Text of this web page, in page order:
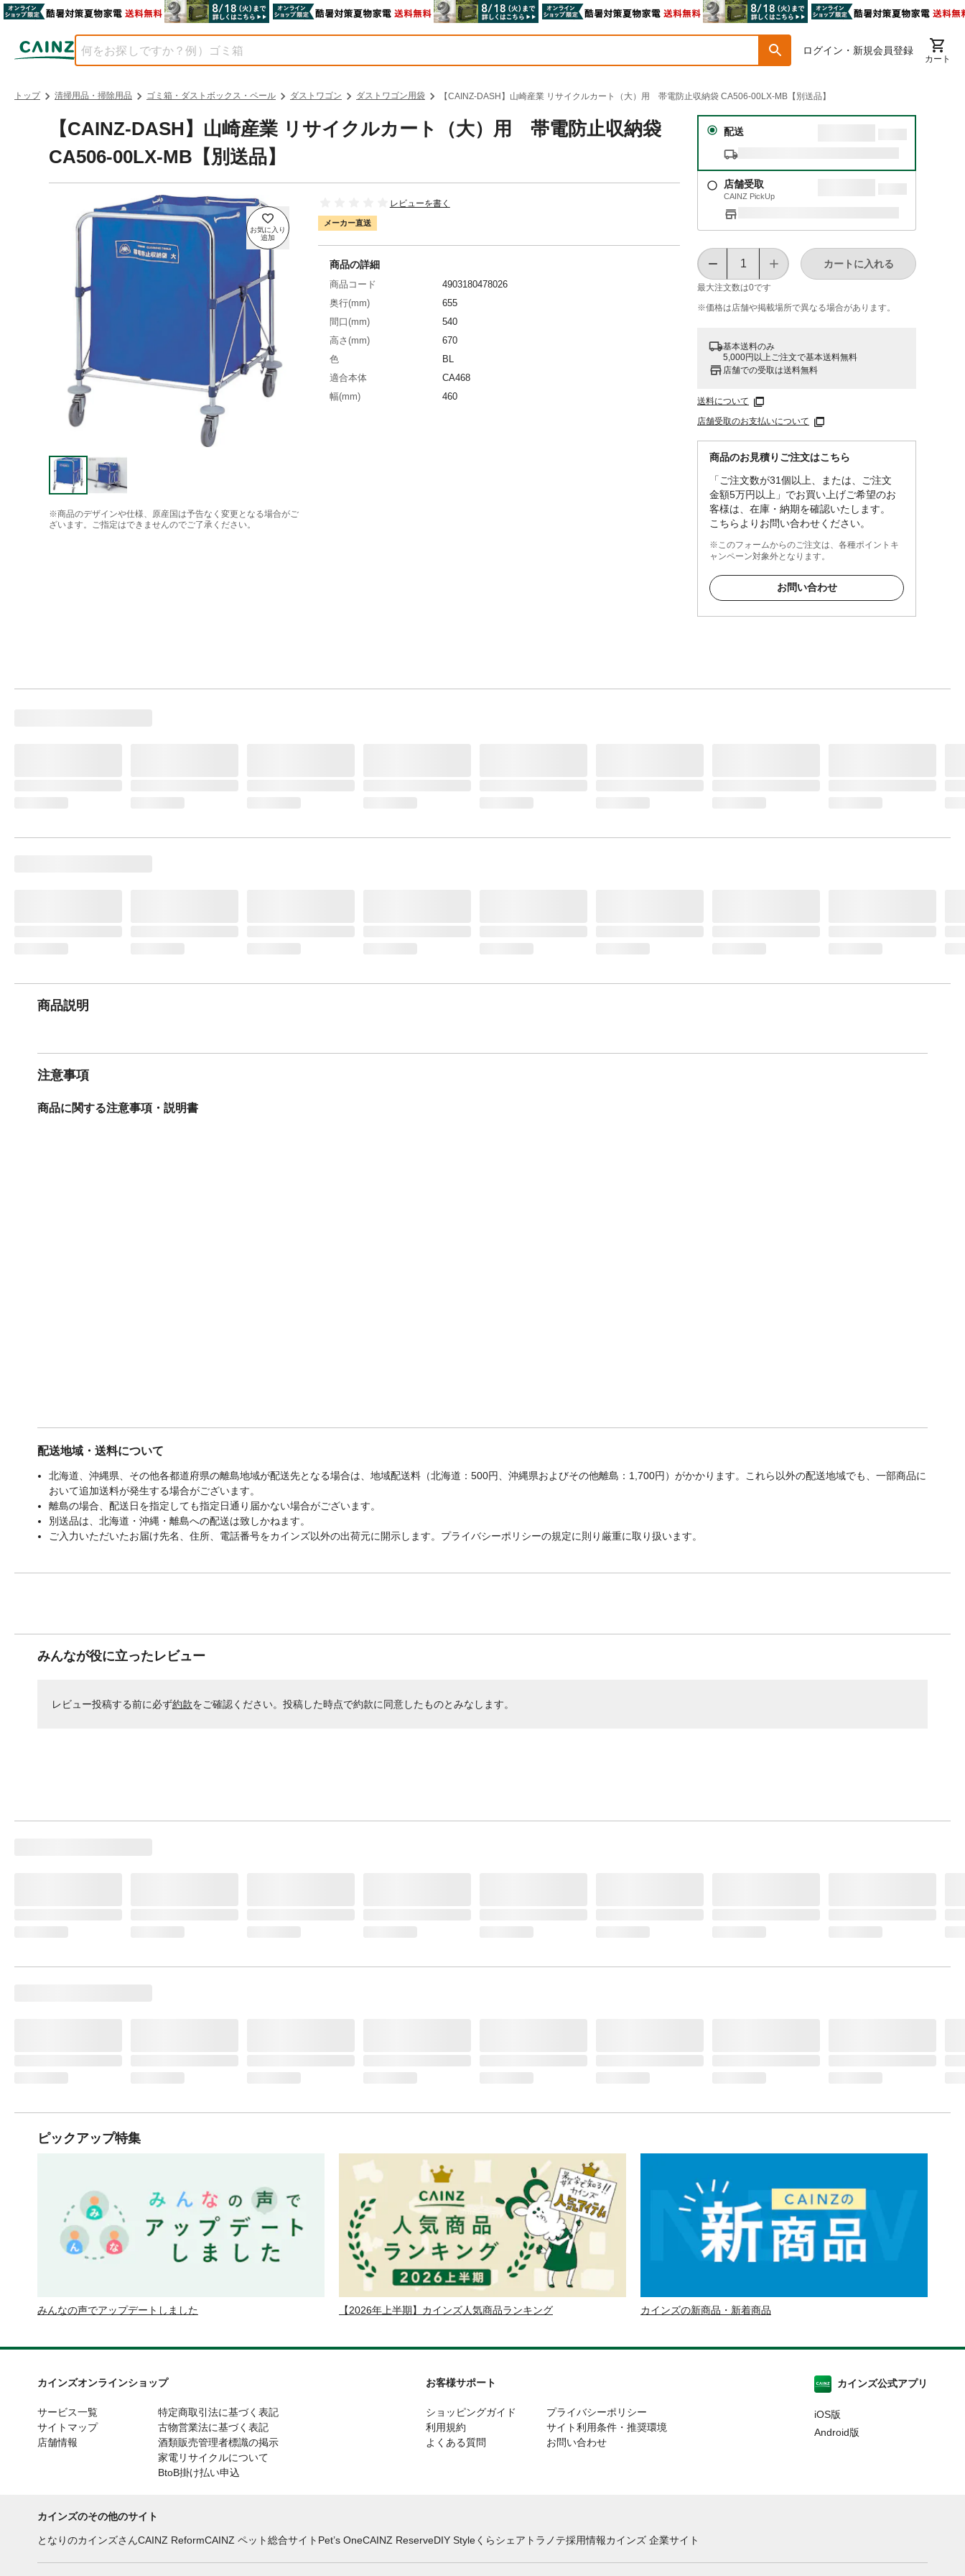
ログイン・新規会員登録
カート
トップ 清掃用品・掃除用品 ゴミ箱・ダストボックス・ペール ダストワゴン ダストワゴン用袋 【CAINZ-DASH】山崎産業 リサイクルカート（大）用 帯電防止収納袋 CA506-00LX-MB【別送品】
【CAINZ-DASH】山崎産業 リサイクルカート（大）用 帯電防止収納袋
CA506-00LX-MB【別送品】
※商品のデザインや仕様、原産国は予告なく変更となる場合がご
ざいます。ご指定はできませんのでご了承ください。
レビューを書く
メーカー直送
配送
店舗受取
CAINZ PickUp
最大注文数は0です
カートに入れる
※価格は​店舗や​掲載場所で​異なる​場合が​あります。
基本送料のみ
5,000円以上ご注文で基本送料無料
店舗での受取は送料無料
送料について
店舗受取のお支払いについて
商品のお見積りご注文はこちら
「ご注文数が31個以上、または、ご注文
金額5万円以上」でお買い上げご希望のお
客様は、在庫・納期を確認いたします。
こちらよりお問い合わせください。
※このフォームからのご注文は、各種ポイントキ
ャンペーン対象外となります。
お問い合わせ
商品の詳細
商品コード
4903180478026
奥行(mm)
655
間口(mm)
540
高さ(mm)
670
色
BL
適合本体
CA468
幅(mm)
460
商品説明
注意事項
商品に関する注意事項・説明書
配送地域・送料について
北海道、沖縄県、その他各都道府県の離島地域が配送先となる場合は、地域配送料（北海道：500円、沖縄県およびその他離島：1,700円）がかかります。これら以外の配送地域でも、一部商品に
おいて追加送料が発生する場合がございます。
離島の場合、配送日を指定しても指定日通り届かない場合がございます。
別送品は、北海道・沖縄・離島への配送は致しかねます。
ご入力いただいたお届け先名、住所、電話番号をカインズ以外の出荷元に開示します。プライバシーポリシーの規定に則り厳重に取り扱います。
みんなが役に立ったレビュー
レビュー投稿する前に必ず約款をご確認ください。投稿した時点で約款に同意したものとみなします。
ピックアップ特集
みんなの声でアップデートしました 【2026年上半期】カインズ人気商品ランキング カインズの新商品・新着商品
カインズオンラインショップ
サービス一覧
サイトマップ
店舗情報
特定商取引法に基づく表記
古物営業法に基づく表記
酒類販売管理者標識の掲示
家電リサイクルについて
BtoB掛け払い申込
お客様サポート
ショッピングガイド
利用規約
よくある質問
プライバシーポリシー
サイト利用条件・推奨環境
お問い合わせ
カインズ公式アプリ
iOS版
Android版
カインズのその他のサイト
となりのカインズさんCAINZ ReformCAINZ ペット総合サイト Pet’s OneCAINZ ReserveDIY Styleくらシェア トラノテ採用情報カインズ 企業サイト